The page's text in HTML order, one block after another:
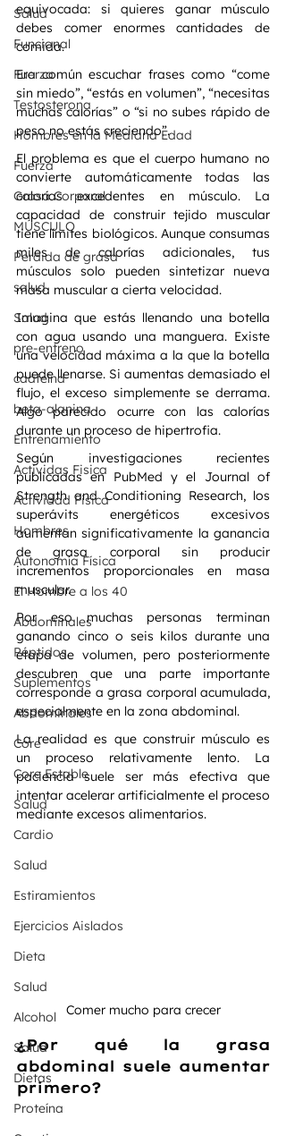
Salud
Funcional
Fuerza
Testosterona
Hombres en la Mediana Edad
Fuerza
Grasa Corporal
MÚSCULO
Perdida de grasa
salud
Salud
pre-entreno
caafeína
beta-alanina
Entrenamiento
Actividas Fisica
Actividad Fisica
Hombres
Autonomía Física
El Hombre a los 40
Abdominales
Péptidos
Suplementos
Abdominales
Core
Core Estable
Salud
Cardio
Salud
Estiramientos
Ejercicios Aislados
Dieta
Salud
Alcohol
Salud
Dietas
Proteína
equivocada: si quieres ganar músculo
debes comer enormes cantidades de
comida.
Era común escuchar frases como “come
sin miedo”, “estás en volumen”, “necesitas
muchas calorías” o “si no subes rápido de
peso no estás creciendo”.
El problema es que el cuerpo humano no
convierte automáticamente todas las
calorías excedentes en músculo. La
capacidad de construir tejido muscular
tiene límites biológicos. Aunque consumas
miles de calorías adicionales, tus
músculos solo pueden sintetizar nueva
masa muscular a cierta velocidad.
Imagina que estás llenando una botella
con agua usando una manguera. Existe
una velocidad máxima a la que la botella
puede llenarse. Si aumentas demasiado el
flujo, el exceso simplemente se derrama.
Algo parecido ocurre con las calorías
durante un proceso de hipertrofia.
Según investigaciones recientes
publicadas en PubMed y el Journal of
Strength and Conditioning Research, los
superávits energéticos excesivos
aumentan significativamente la ganancia
de grasa corporal sin producir
incrementos proporcionales en masa
muscular.
Por eso muchas personas terminan
ganando cinco o seis kilos durante una
etapa de volumen, pero posteriormente
descubren que una parte importante
corresponde a grasa corporal acumulada,
especialmente en la zona abdominal.
La realidad es que construir músculo es
un proceso relativamente lento. La
paciencia suele ser más efectiva que
intentar acelerar artificialmente el proceso
mediante excesos alimentarios.
Comer mucho para crecer
¿Por qué la grasa
abdominal suele aumentar
primero?